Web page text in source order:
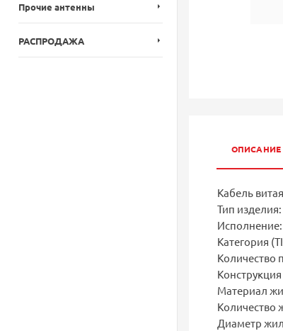
Прочие антенны
РАСПРОДАЖА
ОПИСАНИЕ
Кабель
Тип
Категория
Количество
Материал
Количество
Диаметр